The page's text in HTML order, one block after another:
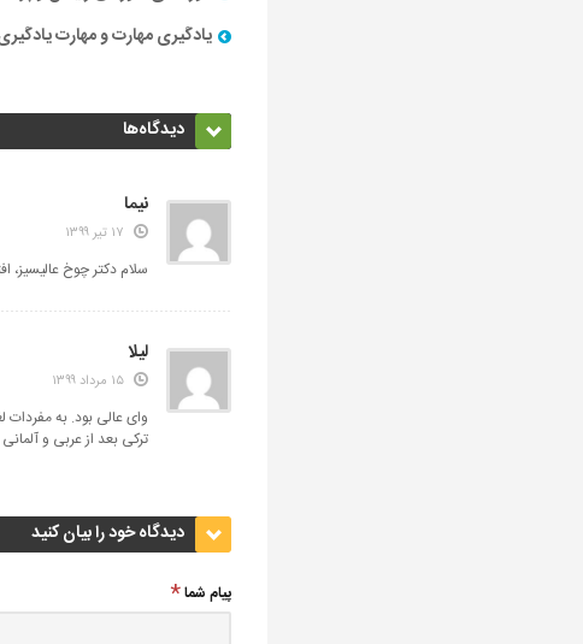
یادگیری مهارت و مهارت
دیدگاه‌ها
نیما
سلام دکتر چوخ عالیسیز،
لیلا
وای عالی بود. به مفردات
ترکی بعد از عربی و
دیدگاه خود را بیان کنید
پیام شما